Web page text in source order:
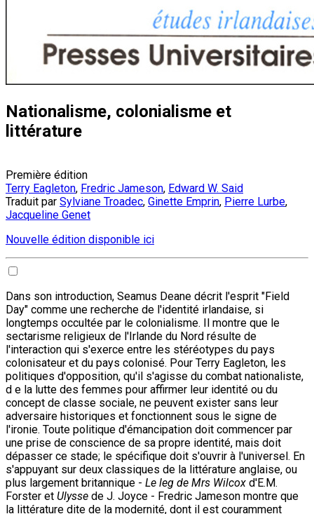
Nationalisme, colonialisme et
littérature
Première édition
Terry Eagleton, Fredric Jameson, Edward W. Said
Traduit par Sylviane Troadec, Ginette Emprin, Pierre Lurbe,
Jacqueline Genet
Nouvelle édition disponible ici
Dans son introduction, Seamus Deane décrit l'esprit "Field
Day" comme une recherche de l'identité irlandaise, si
longtemps occultée par le colonialisme. Il montre que le
sectarisme religieux de l'Irlande du Nord résulte de
l'interaction qui s'exerce entre les stéréotypes du pays
colonisateur et du pays colonisé. Pour Terry Eagleton, les
politiques d'opposition, qu'il s'agisse du combat nationaliste,
d e la lutte des femmes pour affirmer leur identité ou du
concept de classe sociale, ne peuvent exister sans leur
adversaire historiques et fonctionnent sous le signe de
l'ironie. Toute politique d'émancipation doit commencer par
une prise de conscience de sa propre identité, mais doit
dépasser ce stade; le spécifique doit s'ouvrir à l'universel. En
s'appuyant sur deux classiques de la littérature anglaise, ou
plus largement britannique - Le leg de Mrs Wilcox d'E.M.
Forster et Ulysse de J. Joyce - Fredric Jameson montre que
la littérature dite de la modernité, dont il est couramment